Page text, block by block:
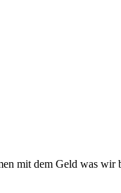
mit dem Geld was